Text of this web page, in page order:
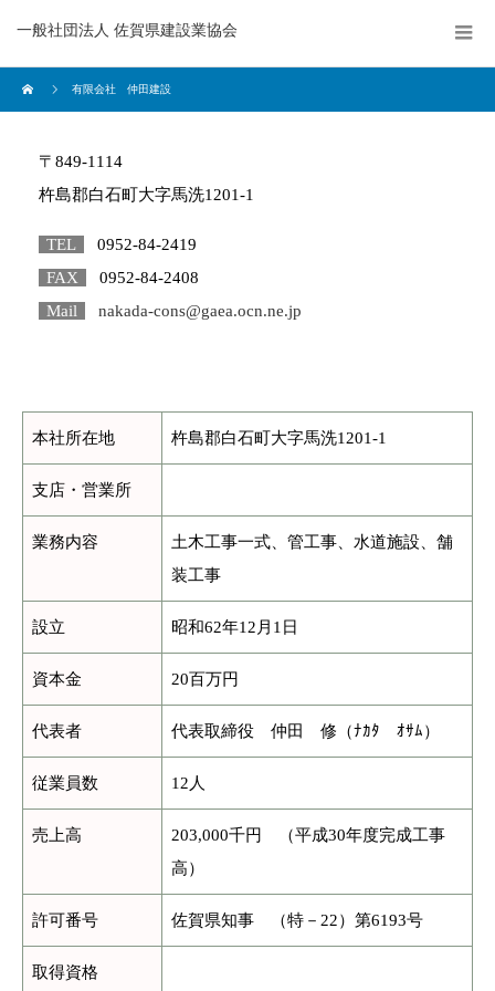
一般社団法人 佐賀県建設業協会
有限会社 仲田建設
〒849-1114
杵島郡白石町大字馬洗1201-1
TEL
0952-84-2419
FAX
0952-84-2408
Mail
nakada-cons@gaea.ocn.ne.jp
本社所在地 杵島郡白石町大字馬洗1201-1
支店・営業所
業務内容
土木工事一式、管工事、水道施設、舗
装工事
設立 昭和62年12月1日
資本金 20百万円
代表者 代表取締役 仲田 修（ﾅｶﾀ ｵｻﾑ）
従業員数 12人
売上高
203,000千円 （平成30年度完成工事
高）
許可番号 佐賀県知事 （特－22）第6193号
取得資格